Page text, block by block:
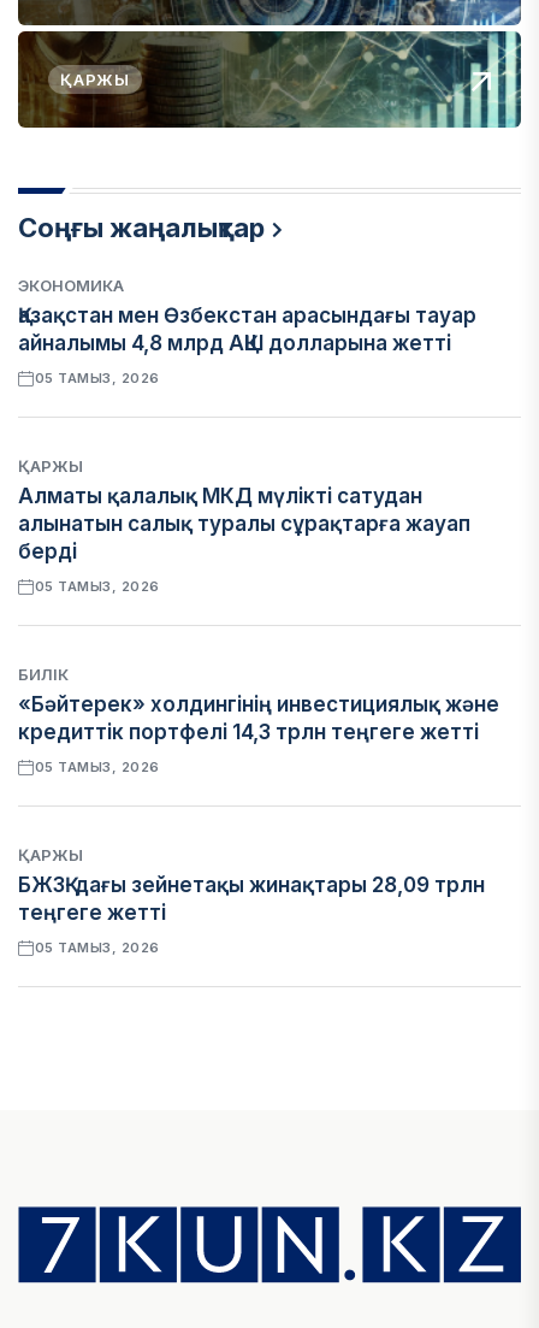
ҚАРЖЫ
Соңғы жаңалықтар
ЭКОНОМИКА
Қазақстан мен Өзбекстан арасындағы тауар
айналымы 4,8 млрд АҚШ долларына жетті
05 ТАМЫЗ, 2026
ҚАРЖЫ
Алматы қалалық МКД мүлікті сатудан
алынатын салық туралы сұрақтарға жауап
берді
05 ТАМЫЗ, 2026
БИЛІК
«Бәйтерек» холдингінің инвестициялық және
кредиттік портфелі 14,3 трлн теңгеге жетті
05 ТАМЫЗ, 2026
ҚАРЖЫ
БЖЗҚ-дағы зейнетақы жинақтары 28,09 трлн
теңгеге жетті
05 ТАМЫЗ, 2026
ЖАҢАЛЫҚТАР
Фейк: Желіде тараған «жолбарыс» фотосы
шындыққа сәйкес келмейді